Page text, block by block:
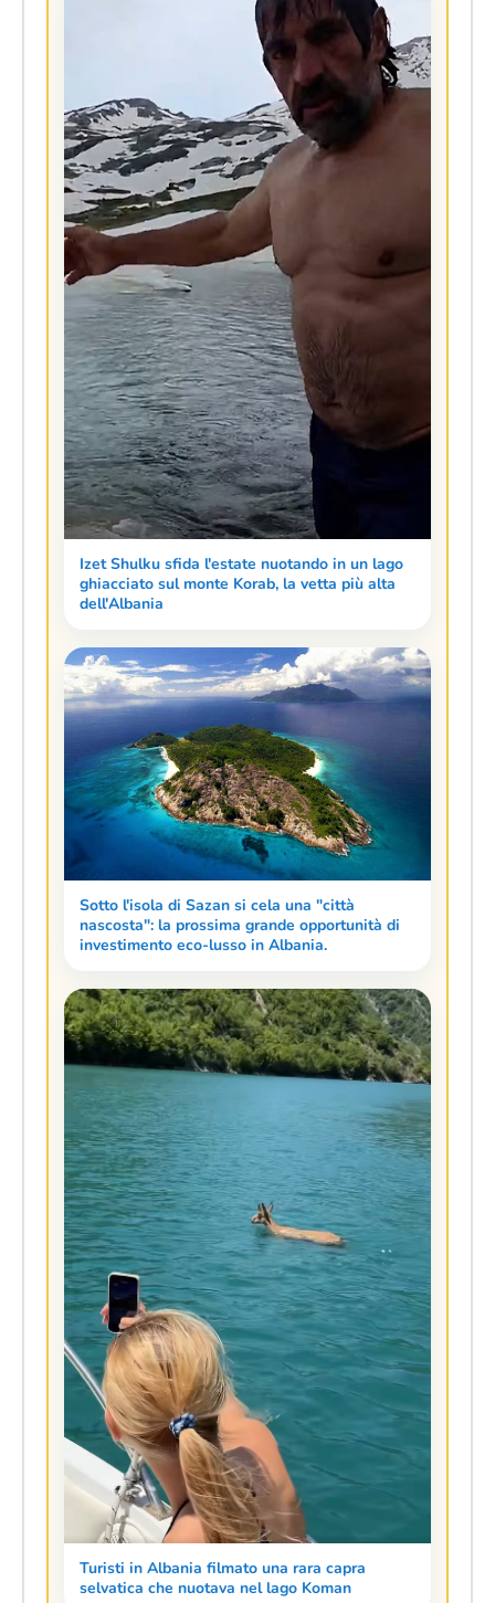
Izet Shulku sfida l'estate nuotando in un lago
ghiacciato sul monte Korab, la vetta più alta
dell'Albania
Sotto l'isola di Sazan si cela una "città
nascosta": la prossima grande opportunità di
investimento eco-lusso in Albania.
Turisti in Albania filmato una rara capra
selvatica che nuotava nel lago Koman